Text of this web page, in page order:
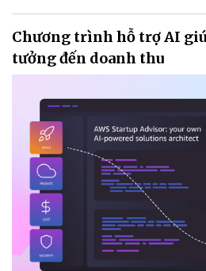
Chương trình hỗ trợ AI
tưởng đến doanh thu